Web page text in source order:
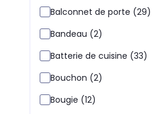
Balconnet de porte (29)
Bandeau (2)
Batterie de cuisine (33)
Bouchon (2)
Bougie (12)